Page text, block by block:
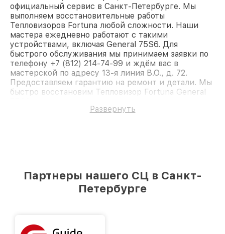
официальный сервис в Санкт-Петербурге. Мы
выполняем восстановительные работы
Тепловизоров Fortuna любой сложности. Наши
мастера ежедневно работают с такими
устройствами, включая General 75S6. Для
быстрого обслуживания мы принимаем заявки по
телефону +7 (812) 214-74-99 и ждём вас в
мастерской по адресу 13-я линия В.О., д. 72.
Предоставляем гарантию на ремонт и детали. Мы
быстро восстановим Тепловизор Fortuna General
Развернуть
Партнеры нашего СЦ в Санкт-
Петербурге